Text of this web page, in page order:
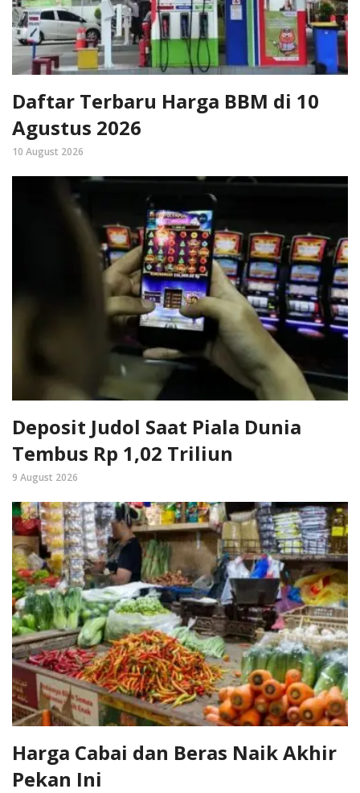
Daftar Terbaru Harga BBM di 10
Agustus 2026
10 August 2026
Deposit Judol Saat Piala Dunia
Tembus Rp 1,02 Triliun
9 August 2026
Harga Cabai dan Beras Naik Akhir
Pekan Ini